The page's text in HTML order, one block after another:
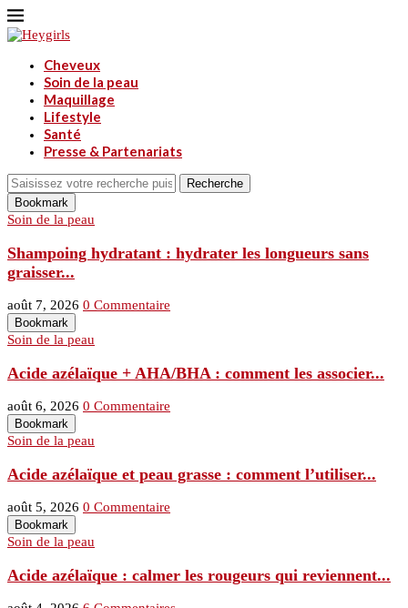
Cheveux
Soin de la peau
Maquillage
Lifestyle
Santé
Presse & Partenariats
Recherche
Bookmark
Soin de la peau
Shampoing hydratant : hydrater les longueurs sans
graisser...
août 7, 2026 0 Commentaire
Bookmark
Soin de la peau
Acide azélaïque + AHA/BHA : comment les associer...
août 6, 2026 0 Commentaire
Bookmark
Soin de la peau
Acide azélaïque et peau grasse : comment l’utiliser...
août 5, 2026 0 Commentaire
Bookmark
Soin de la peau
Acide azélaïque : calmer les rougeurs qui reviennent...